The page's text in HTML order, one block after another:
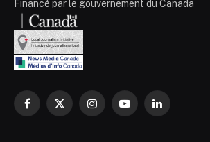
Financé par le gouvernement du Canada
Facebook
X
InstagramYouTubeLinkedIn